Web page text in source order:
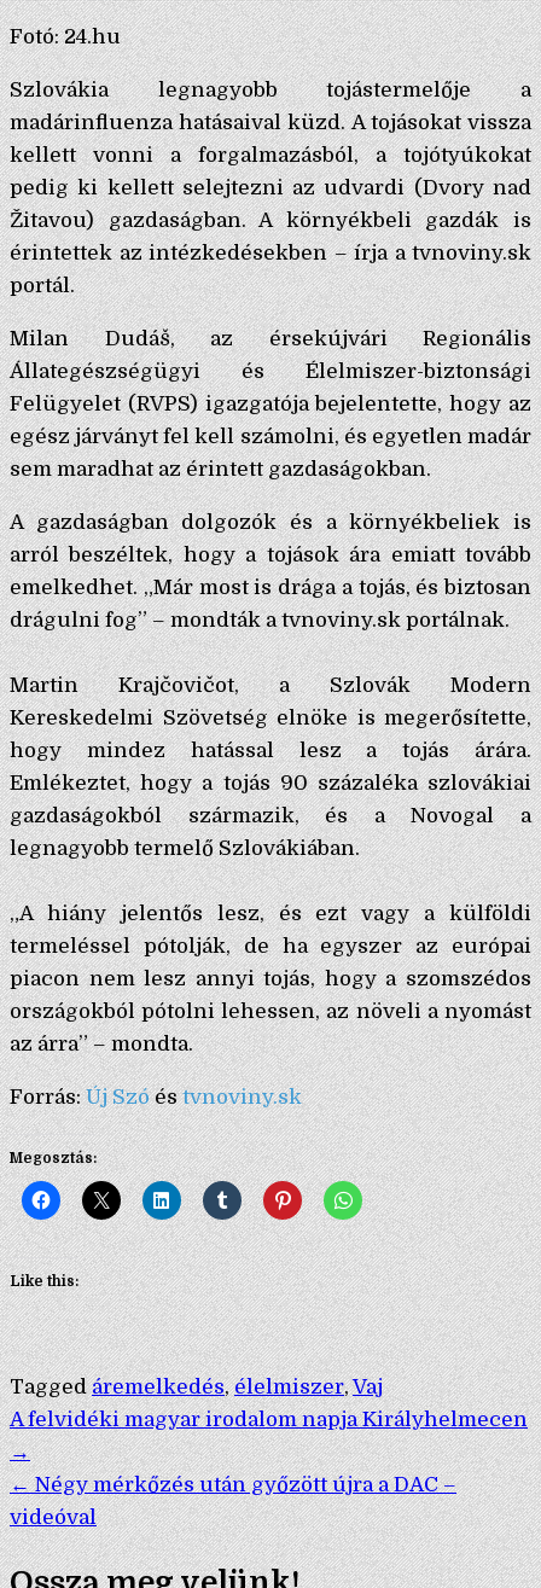
Fotó: 24.hu
Szlovákia legnagyobb tojástermelője a
madárinfluenza hatásaival küzd. A tojásokat vissza
kellett vonni a forgalmazásból, a tojótyúkokat
pedig ki kellett selejtezni az udvardi (Dvory nad
Žitavou) gazdaságban. A környékbeli gazdák is
érintettek az intézkedésekben – írja a tvnoviny.sk
portál.
Milan Dudáš, az érsekújvári Regionális
Állategészségügyi és Élelmiszer-biztonsági
Felügyelet (RVPS) igazgatója bejelentette, hogy az
egész járványt fel kell számolni, és egyetlen madár
sem maradhat az érintett gazdaságokban.
A gazdaságban dolgozók és a környékbeliek is
arról beszéltek, hogy a tojások ára emiatt tovább
emelkedhet. „Már most is drága a tojás, és biztosan
drágulni fog” – mondták a tvnoviny.sk portálnak.
Martin Krajčovičot, a Szlovák Modern
Kereskedelmi Szövetség elnöke is megerősítette,
hogy mindez hatással lesz a tojás árára.
Emlékeztet, hogy a tojás 90 százaléka szlovákiai
gazdaságokból származik, és a Novogal a
legnagyobb termelő Szlovákiában.
„A hiány jelentős lesz, és ezt vagy a külföldi
termeléssel pótolják, de ha egyszer az európai
piacon nem lesz annyi tojás, hogy a szomszédos
országokból pótolni lehessen, az növeli a nyomást
az árra” – mondta.
Forrás:Új Szóéstvnoviny.sk
Megosztás:
Like this:
Taggedáremelkedés,élelmiszer,Vaj
Bejegyzés
navigáció
A felvidéki magyar irodalom napja Királyhelmecen
→
← Négy mérkőzés után győzött újra a DAC –
videóval